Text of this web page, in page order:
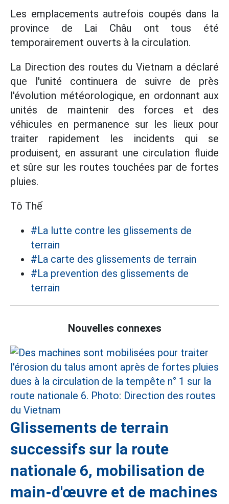
Les emplacements autrefois coupés dans la
province de Lai Châu ont tous été
temporairement ouverts à la circulation.
La Direction des routes du Vietnam a déclaré
que l'unité continuera de suivre de près
l'évolution météorologique, en ordonnant aux
unités de maintenir des forces et des
véhicules en permanence sur les lieux pour
traiter rapidement les incidents qui se
produisent, en assurant une circulation fluide
et sûre sur les routes touchées par de fortes
pluies.
Tô Thế
#La lutte contre les glissements de
terrain
#La carte des glissements de terrain
#La prevention des glissements de
terrain
Nouvelles connexes
Glissements de terrain
successifs sur la route
nationale 6, mobilisation de
main-d'œuvre et de machines